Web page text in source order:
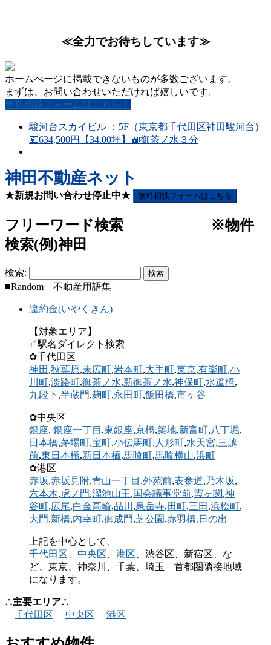
≪全力でお待ちしています≫
ホームぺージに掲載できないものが多数ございます。
まずは、お問い合わせいただければ嬉しいです。
無料相談フォームはこちら！
駿河台スカイビル ：5F（東京都千代田区神田駿河台）
💴634,500円【34.00坪】🚉御茶ノ水３分
神田不動産ネット
★新規お問い合わせ停止中★ 無料相談フォームはこちら
フリーワード検索 ※物件
検索(例)神田
検索:
■Random 不動産用語集
違約金(いやくきん)
【対象エリア】
☄駅名ダイレクト検索
✿千代田区
神田 ,秋葉原,末広町,岩本町,大手町,東京,有楽町,小
川町,淡路町,御茶ノ水,新御茶ノ水,神保町,水道橋,
九段下,半蔵門,麹町,永田町,飯田橋,市ヶ谷
✿中央区
銀座, 銀座一丁目 ,東銀座,京橋,築地,新富町,八丁堀,
日本橋,茅場町,宝町,小伝馬町, 人形町,水天宮,三越
前,東日本橋,新日本橋,馬喰町,馬喰横山,浜町
✿港区
赤坂,赤坂見附,青山一丁目 ,外苑前,表参道,乃木坂,
六本木,虎ノ門,溜池山王,国会議事堂前,霞ヶ関,神
谷町,広尾,白金高輪,品川 ,泉岳寺,田町,三田 ,浜松町,
大門,新橋,内幸町,御成門,芝公園 ,赤羽橋, 日の出
上記を中心として、
千代田区
中央区 港区 、渋谷区、新宿区、な
ど、東京、神奈川、千葉、埼玉 首都圏隣接地域
になります。
∴主要エリア∴
千代田区
中央区 港区